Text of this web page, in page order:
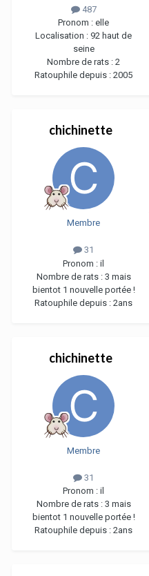
487
Pronom : elle
Localisation : 92 haut de
seine
Nombre de rats : 2
Ratouphile depuis : 2005
chichinette
Membre
31
Pronom : il
Nombre de rats : 3 mais
bientot 1 nouvelle portée !
Ratouphile depuis : 2ans
chichinette
Membre
31
Pronom : il
Nombre de rats : 3 mais
bientot 1 nouvelle portée !
Ratouphile depuis : 2ans